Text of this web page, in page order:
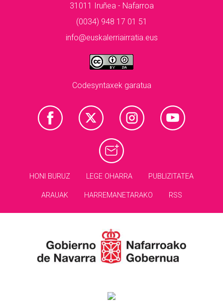
31011 Iruñea - Nafarroa
(0034) 948 17 01 51
info@euskalerriairratia.eus
Codesyntaxek garatua
HONI BURUZ LEGE OHARRA PUBLIZITATEA
ARAUAK HARREMANETARAKO RSS